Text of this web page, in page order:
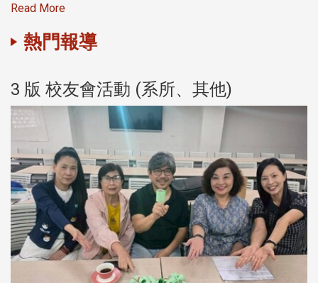
Read More
熱門報導
3 版 校友會活動 (系所、其他)